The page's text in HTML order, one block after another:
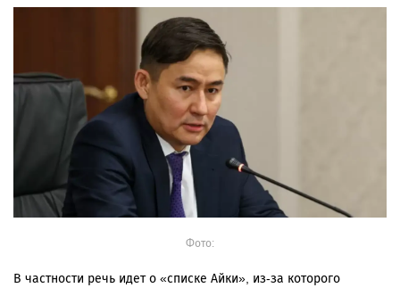
Фото:
В частности речь идет о «списке Айки», из-за которого